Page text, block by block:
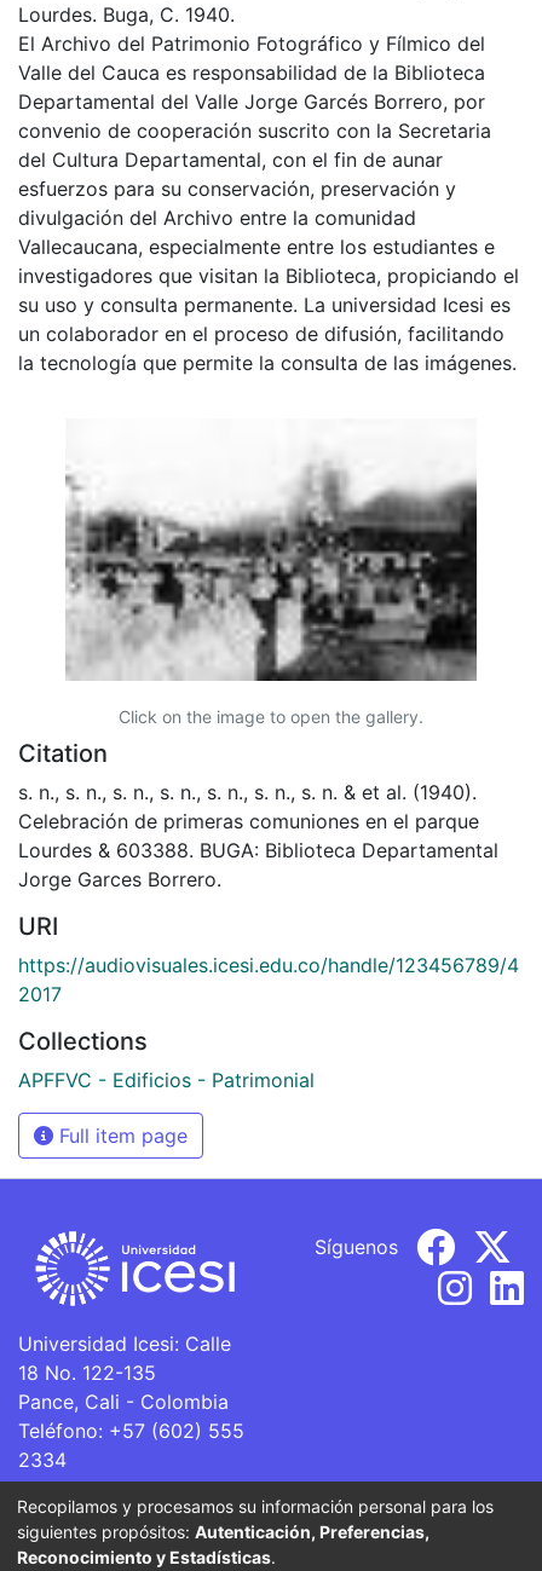
Lourdes. Buga, C. 1940.
El Archivo del Patrimonio Fotográfico y Fílmico del
Valle del Cauca es responsabilidad de la Biblioteca
Departamental del Valle Jorge Garcés Borrero, por
convenio de cooperación suscrito con la Secretaria
del Cultura Departamental, con el fin de aunar
esfuerzos para su conservación, preservación y
divulgación del Archivo entre la comunidad
Vallecaucana, especialmente entre los estudiantes e
investigadores que visitan la Biblioteca, propiciando el
su uso y consulta permanente. La universidad Icesi es
un colaborador en el proceso de difusión, facilitando
la tecnología que permite la consulta de las imágenes.
Click on the image to open the gallery.
Citation
s. n., s. n., s. n., s. n., s. n., s. n., s. n. & et al. (1940).
Celebración de primeras comuniones en el parque
Lourdes & 603388. BUGA: Biblioteca Departamental
Jorge Garces Borrero.
URI
https://audiovisuales.icesi.edu.co/handle/123456789/4
2017
Collections
APFFVC - Edificios - Patrimonial
Full item page
Universidad Icesi: Calle
18 No. 122-135
Pance, Cali - Colombia
Teléfono: +57 (602) 555
2334
ventanillaunica@icesi.edu.co
Síguenos
La Universidad Icesi es una Institución de Educación
Recopilamos y procesamos su información personal para los
siguientes propósitos: Autenticación, Preferencias,
Reconocimiento y Estadísticas.